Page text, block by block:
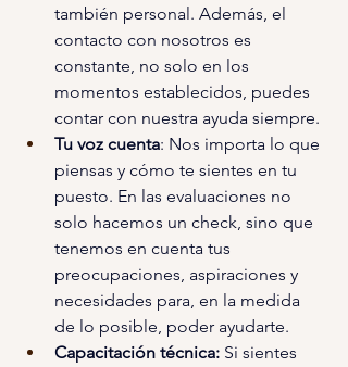
también personal. Además, el
contacto con nosotros es
constante, no solo en los
momentos establecidos, puedes
contar con nuestra ayuda siempre.
Tu voz cuenta: Nos importa lo que
piensas y cómo te sientes en tu
puesto. En las evaluaciones no
solo hacemos un check, sino que
tenemos en cuenta tus
preocupaciones, aspiraciones y
necesidades para, en la medida
de lo posible, poder ayudarte.
Capacitación técnica: Si sientes